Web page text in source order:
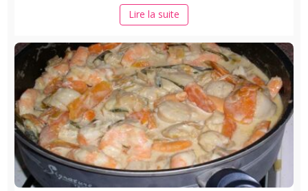
Lire la suite